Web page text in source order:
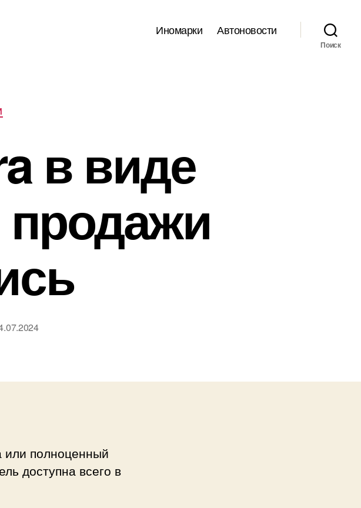
Иномарки Автоновости
Поиск
в виде
продажи
или полноценный
доступна всего в